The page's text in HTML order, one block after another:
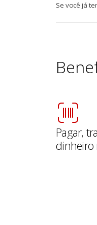
Se você já
Pagar,
dinheiro